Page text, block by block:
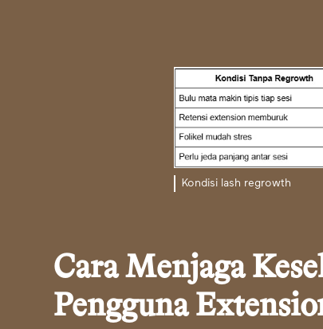
Kondisi lash regrowth
Cara Menjaga
Pengguna